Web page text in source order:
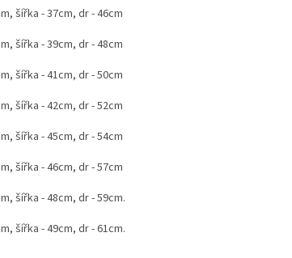
šířka - 37cm, dr - 46cm
šířka - 39cm, dr - 48cm
šířka - 41cm, dr - 50cm
šířka - 42cm, dr - 52cm
šířka - 45cm, dr - 54cm
šířka - 46cm, dr - 57cm
šířka - 48cm, dr - 59cm.
šířka - 49cm, dr - 61cm.